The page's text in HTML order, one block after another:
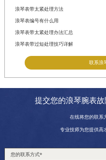
浪琴表带太紧处理方法
浪琴表编号有什么用
浪琴表带太紧处理办法汇总
浪琴表带过短处理技巧详解
联系浪
提交您的浪琴腕表
在线将您的联系
专业技师为您提供高